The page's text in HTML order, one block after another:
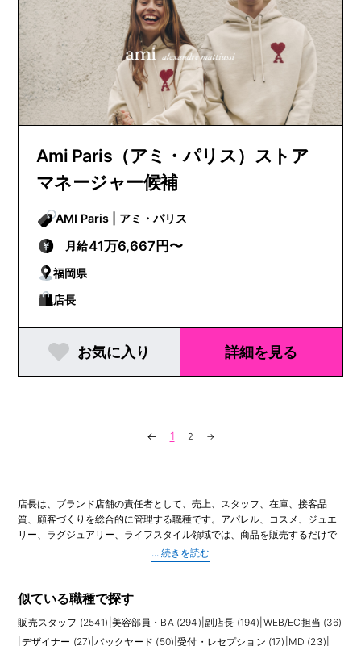
Ami Paris（アミ・パリス）ストア
マネージャー候補
AMI Paris | アミ・パリス
月給41万6,667円〜
福岡県
店長
お気に入り 詳細を見る
← 1 2 →
店長は、ブランド店舗の責任者として、売上、スタッフ、在庫、接客品
質、顧客づくりを総合的に管理する職種です。アパレル、コスメ、ジュエ
リー、ラグジュアリー、ライフスタイル領域では、商品を販売するだけで
なく、ブランドの世界観を店頭で表現し、チーム全体でお客様に選ばれる
店舗を作る役割を担います。日々の接客販売に加え、売上計画、KPI管理、
囲は広いです。
店長には、現場での販売力とマネジメント力の両方が求められます。売上
が伸び悩む時期には、売れ筋や在庫、客層、スタッフの接客状況を見なが
似ている職種で探す
販売スタッフ (2541) 美容部員・BA (294) 副店長 (194) WEB/EC担当 (36)
デザイナー (27) |バックヤード (50) |受付・レセプション (17) MD (23)